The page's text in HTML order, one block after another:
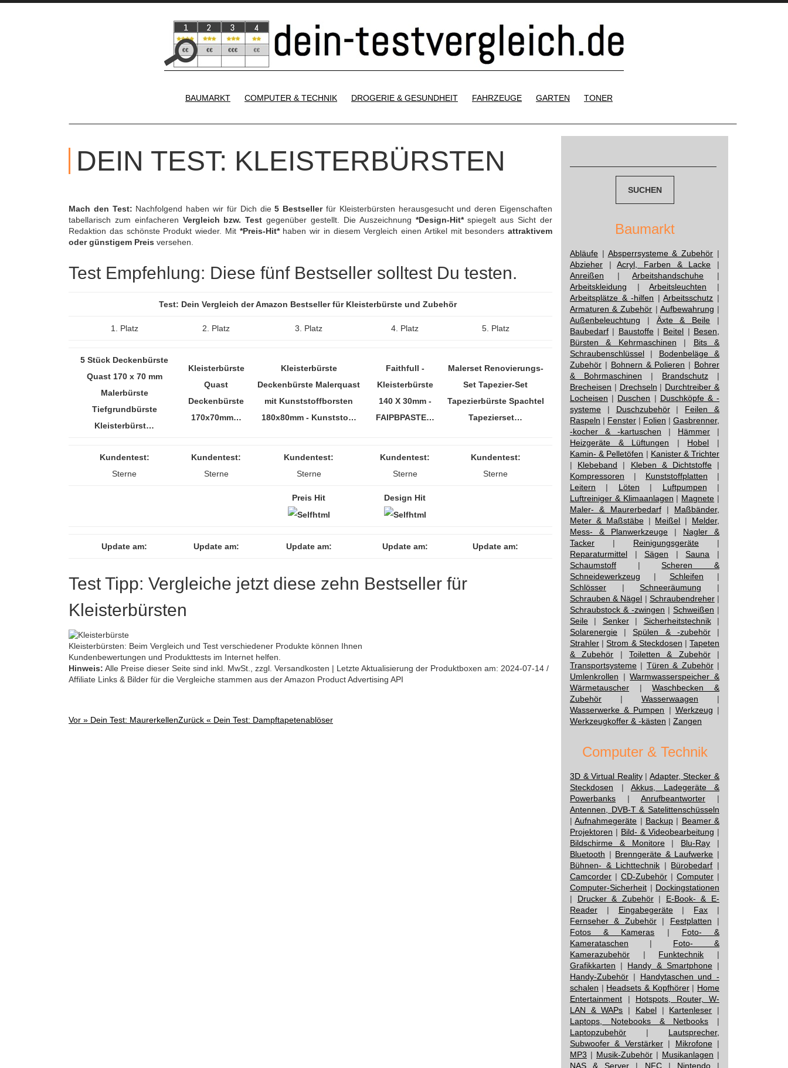
BAUMARKT
COMPUTER & TECHNIK DROGERIE & GESUNDHEIT FAHRZEUGE GARTEN TONER
DEIN TEST: KLEISTERBÜRSTEN
Mach den Test: Nachfolgend haben wir für Dich die5 Bestsellerfür Kleisterbürsten herausgesucht und deren Eigenschaften
tabellarisch zum einfacheren Vergleich bzw. Test gegenüber gestellt. Die Auszeichnung *Design-Hit*spiegelt aus Sicht der
Redaktion das schönste Produkt wieder. Mit *Preis-Hit*haben wir in diesem Vergleich einen Artikel mit besonders attraktivem
oder günstigem Preis versehen.
Test Empfehlung: Diese fünf Bestseller solltest Du testen.
Test: Dein Vergleich der Amazon Bestseller für Kleisterbürste und Zubehör
1. Platz 2. Platz 3. Platz 4. Platz 5. Platz
5 Stück Deckenbürste
Quast 170 x 70 mm
Malerbürste
Tiefgrundbürste
Kleisterbürst…
Kleisterbürste
Quast
Deckenbürste
170x70mm…
Kleisterbürste
Deckenbürste Malerquast
mit Kunststoffborsten
180x80mm - Kunststo…
Faithfull -
Kleisterbürste
140 X 30mm -
FAIPBPASTE…
Malerset Renovierungs-
Set Tapezier-Set
Tapezierbürste Spachtel
Tapezierset…
Kundentest:
Sterne
Kundentest:
Sterne
Kundentest:
Sterne
Kundentest:
Sterne
Kundentest:
Sterne
Preis Hit Design Hit
Update am: Update am: Update am: Update am: Update am:
Test Tipp: Vergleiche jetzt diese zehn Bestseller für
Kleisterbürsten
Kleisterbürsten: Beim Vergleich und Test verschiedener Produkte können Ihnen
Kundenbewertungen und Produkttests im Internet helfen.
Hinweis: Alle Preise dieser Seite sind inkl. MwSt., zzgl. Versandkosten | Letzte Aktualisierung der Produktboxen am: 2024-07-14 /
Affiliate Links & Bilder für die Vergleiche stammen aus der Amazon Product Advertising API
Post
Vor » Dein Test: MaurerkellenZurück « Dein Test: Dampftapetenablöser
Baumarkt
Abläufe | Absperrsysteme & Zubehör |
Abzieher |Acryl, Farben & Lacke |
Anreißen |Arbeitshandschuhe |
Arbeitskleidung |Arbeitsleuchten |
Arbeitsplätze & -hilfen |Arbeitsschutz |
Armaturen & Zubehör | Aufbewahrung |
Außenbeleuchtung | Äxte & Beile |
Baubedarf | Baustoffe| Beitel | Besen,
Bürsten & Kehrmaschinen | Bits &
Schraubenschlüssel | Bodenbeläge &
Zubehör | Bohnern & Polieren | Bohrer
& Bohrmaschinen | Brandschutz |
Brecheisen | Drechseln | Durchtreiber &
Locheisen | Duschen | Duschköpfe & -
systeme | Duschzubehör| Feilen &
Raspeln | Fenster | Folien | Gasbrenner,
-kocher & -kartuschen | Hämmer |
Heizgeräte & Lüftungen | Hobel |
Kamin- & Pelletöfen | Kanister & Trichter
| Klebeband | Kleben & Dichtstoffe|
Kompressoren | Kunststoffplatten |
Leitern | Löten | Luftpumpen |
Luftreiniger & Klimaanlagen | Magnete |
Maler- & Maurerbedarf| Maßbänder,
Meter & Maßstäbe| Meißel | Melder,
Mess- & Planwerkzeuge | Nagler &
Tacker | Reinigungsgeräte |
Reparaturmittel |Sägen |Sauna |
Schaumstoff |Scheren &
Schneidewerkzeug | Schleifen |
Schlösser |Schneeräumung |
Schrauben & Nägel | Schraubendreher|
Schraubstock & -zwingen | Schweißen |
Seile | Senker| Sicherheitstechnik|
Solarenergie |Spülen & -zubehör|
Strahler |Strom & Steckdosen |Tapeten
& Zubehör |Toiletten & Zubehör|
Transportsysteme | Türen & Zubehör|
Umlenkrollen |Warmwasserspeicher &
Wärmetauscher |Waschbecken &
Zubehör | Wasserwaagen |
Wasserwerke & Pumpen | Werkzeug |
Werkzeugkoffer & -kästen | Zangen
Computer & Technik
3D & Virtual Reality| Adapter, Stecker &
Steckdosen | Akkus, Ladegeräte &
Powerbanks | Anrufbeantworter |
Antennen, DVB-T & Satelittenschüsseln
|Aufnahmegeräte | Backup | Beamer &
Projektoren | Bild- & Videobearbeitung |
Bildschirme & Monitore| Blu-Ray |
Bluetooth | Brenngeräte & Laufwerke |
Bühnen- & Lichttechnik | Bürobedarf |
Camcorder | CD-Zubehör | Computer |
Computer-Sicherheit | Dockingstationen
| Drucker & Zubehör| E-Book- & E-
Reader | Eingabegeräte| Fax |
Fernseher & Zubehör| Festplatten |
Fotos & Kameras | Foto- &
Kamerataschen | Foto- &
Kamerazubehör | Funktechnik |
Grafikkarten | Handy & Smartphone|
Handy-Zubehör | Handytaschen und -
schalen | Headsets & Kopfhörer| Home
Entertainment | Hotspots, Router, W-
LAN & WAPs | Kabel| Kartenleser |
Laptops, Notebooks & Netbooks |
Laptopzubehör | Lautsprecher,
Subwoofer & Verstärker| Mikrofone|
MP3 | Musik-Zubehör | Musikanlagen |
NAS & Server | NFC| Nintendo|